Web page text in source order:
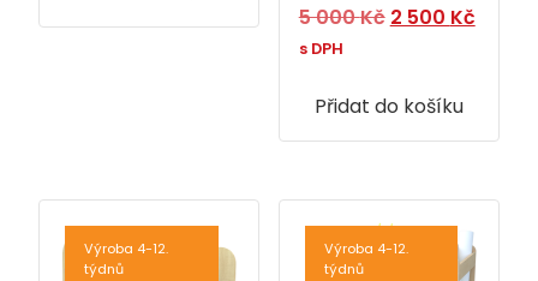
5 000Kč Původní
5
000 Kč.
2 500 Kč
500
s DPH
Přidat do košíku
Výroba 4-12.
týdnů
Výroba 4-12.
týdnů